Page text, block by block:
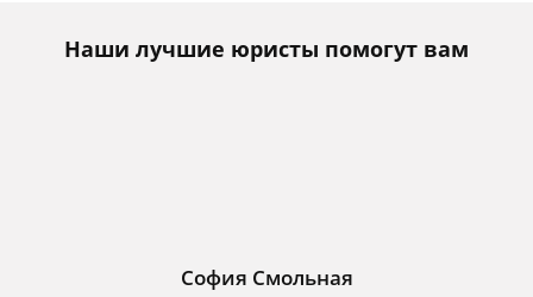
Наши лучшие юристы помогут вам
София Смольная